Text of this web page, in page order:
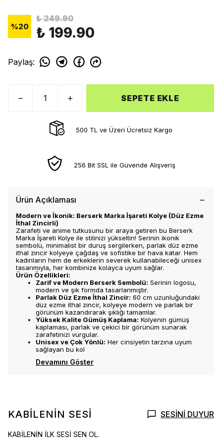
%20
₺ 249.90
₺ 199.90
Paylaş:
SEPETE EKLE
500 TL ve Üzeri Ücretsiz Kargo
256 Bit SSL ile Güvende Alışveriş
Ürün Açıklaması
Modern ve İkonik: Berserk Marka İşareti Kolye (Düz Ezme
İthal Zincirli)
Zarafeti ve anime tutkusunu bir araya getiren bu Berserk
Marka İşareti Kolye ile stilinizi yükseltin! Serinin ikonik
sembolü, minimalist bir duruş sergilerken, parlak düz ezme
ithal zincir kolyeye çağdaş ve sofistike bir hava katar. Hem
kadınların hem de erkeklerin severek kullanabileceği unisex
tasarımıyla, her kombinize kolayca uyum sağlar.
Ürün Özellikleri:
Zarif ve Modern Berserk Sembolü: Serinin logosu,
modern ve şık formda tasarlanmıştır.
Parlak Düz Ezme İthal Zincir: 60 cm uzunluğundaki
düz ezme ithal zincir, kolyeye modern ve parlak bir
görünüm kazandırarak şıklığı tamamlar.
Yüksek Kalite Gümüş Kaplama: Kolyenin gümüş
kaplaması, parlak ve çekici bir görünüm sunarak
zarafetinizi vurgular.
Unisex ve Çok Yönlü: Her cinsiyetin tarzına uyum
sağlayan bu kol
Devamını Göster
KABİLENİN SESİ SESİNİ DUYUR
KABİLENİN İLK SESİ SEN OL.